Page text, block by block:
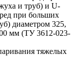
и труб) и U-
при больших
диаметром 325,
мм (ТУ 3612-023-
тяжелых